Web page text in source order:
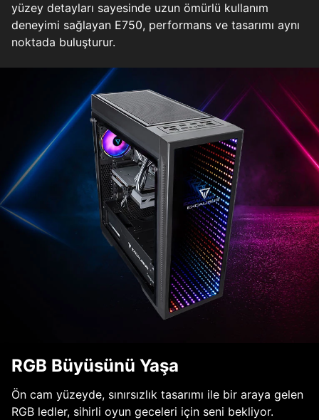
yüzey detayları sayesinde uzun ömürlü kullanım
deneyimi sağlayan E750, performans ve tasarımı aynı
noktada buluşturur.
RGB Büyüsünü Yaşa
Ön cam yüzeyde, sınırsızlık tasarımı ile bir araya gelen
RGB ledler, sihirli oyun geceleri için seni bekliyor.